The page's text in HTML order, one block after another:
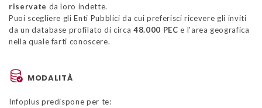
riservate da loro indette.
Puoi scegliere gli Enti Pubblici da cui preferisci ricevere gli inviti
da un database profilato di circa48.000 PEC e l'area geografica
nella quale farti conoscere.
MODALITÀ
Infoplus predispone per te: